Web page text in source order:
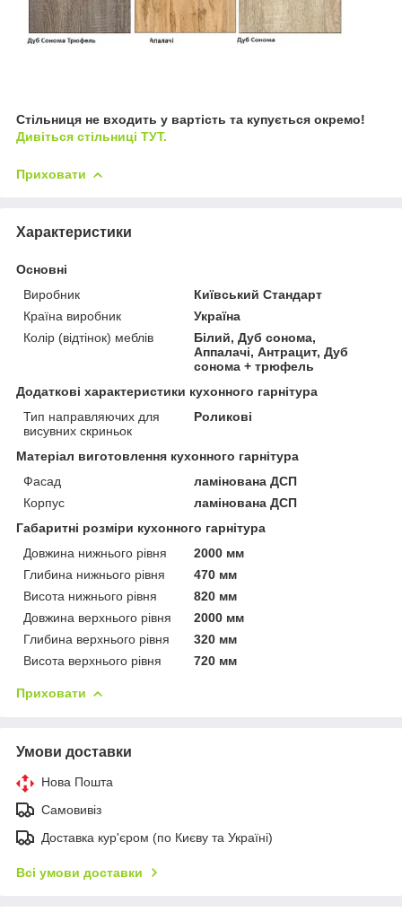
Стільниця не входить у вартість та купується окремо!
Дивіться стільниці ТУТ.
Приховати
Характеристики
Основні
Виробник
Київський Стандарт
Країна виробник
Україна
Колір (відтінок) меблів
Білий, Дуб сонома,
Аппалачі, Антрацит, Дуб
сонома + трюфель
Додаткові характеристики кухонного гарнітура
Тип направляючих для
висувних скриньок
Роликові
Матеріал виготовлення кухонного гарнітура
Фасад
ламінована ДСП
Корпус
ламінована ДСП
Габаритні розміри кухонного гарнітура
Довжина нижнього рівня
2000 мм
Глибина нижнього рівня
470 мм
Висота нижнього рівня
820 мм
Довжина верхнього рівня
2000 мм
Глибина верхнього рівня
320 мм
Висота верхнього рівня
720 мм
Приховати
Умови доставки
Нова Пошта
Самовивіз
Доставка кур'єром (по Києву та Україні)
Всі умови доставки